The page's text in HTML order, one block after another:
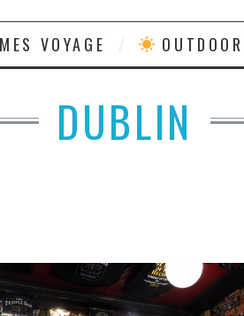
VOYAGE OUTDOOR
DUBLIN